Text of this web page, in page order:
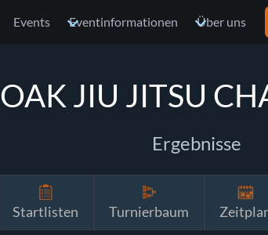
Events Eventinformationen Über uns
OAK JIU JITSU
Ergebnisse
Startlisten Turnierbaum